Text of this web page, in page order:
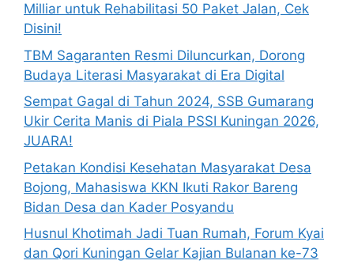
Milliar untuk Rehabilitasi 50 Paket Jalan, Cek
Disini!
TBM Sagaranten Resmi Diluncurkan, Dorong
Budaya Literasi Masyarakat di Era Digital
Sempat Gagal di Tahun 2024, SSB Gumarang
Ukir Cerita Manis di Piala PSSI Kuningan 2026,
JUARA!
Petakan Kondisi Kesehatan Masyarakat Desa
Bojong, Mahasiswa KKN Ikuti Rakor Bareng
Bidan Desa dan Kader Posyandu
Husnul Khotimah Jadi Tuan Rumah, Forum Kyai
dan Qori Kuningan Gelar Kajian Bulanan ke-73